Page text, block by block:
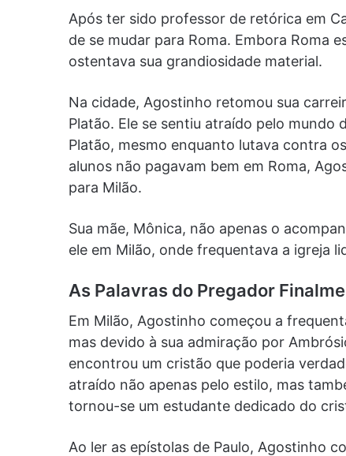
Após ter sido professor de retórica em
de se mudar para Roma. Embora Roma
ostentava sua grandiosidade material.
Na cidade, Agostinho retomou sua
Platão. Ele se sentiu atraído pelo
Platão, mesmo enquanto lutava contra
alunos não pagavam bem em Roma,
para Milão.
Sua mãe, Mônica, não apenas o
ele em Milão, onde frequentava a igreja
As Palavras do Pregador
Em Milão, Agostinho começou a
mas devido à sua admiração por
encontrou um cristão que poderia
atraído não apenas pelo estilo, mas
tornou-se um estudante dedicado do
Ao ler as epístolas de Paulo, Agostinho